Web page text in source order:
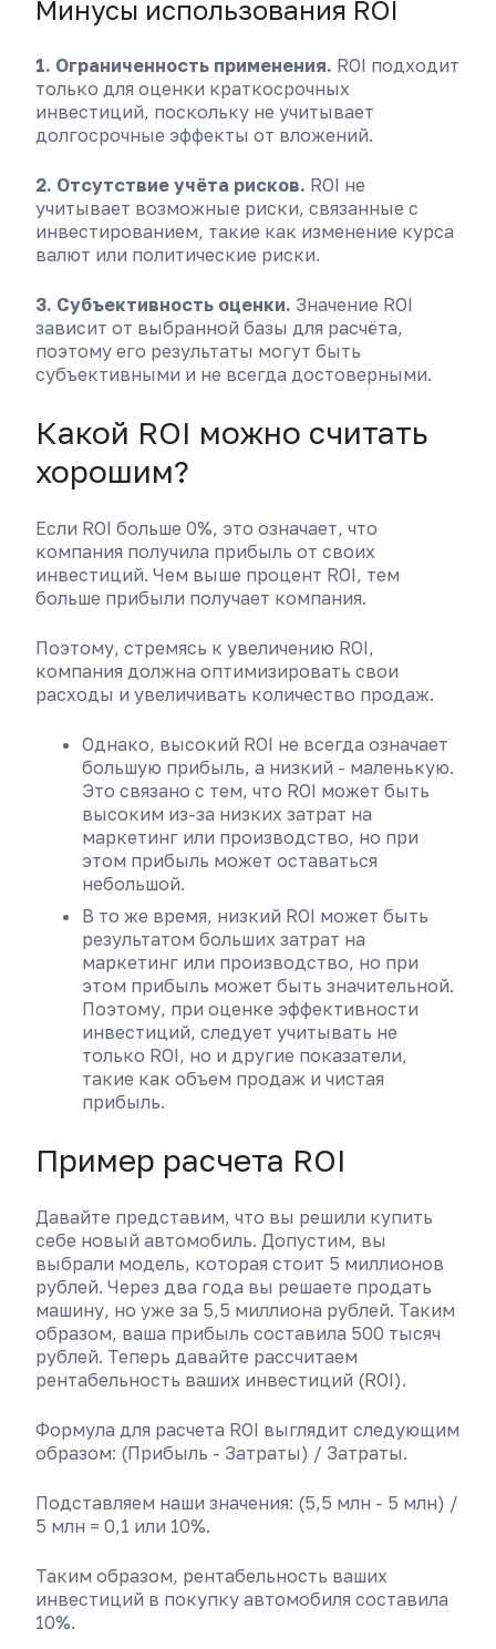
Минусы использования ROI
1. Ограниченность применения. ROI подходит
только для оценки краткосрочных
инвестиций, поскольку не учитывает
долгосрочные эффекты от вложений.
2. Отсутствие учёта рисков. ROI не
учитывает возможные риски, связанные с
инвестированием, такие как изменение курса
валют или политические риски.
3. Субъективность оценки. Значение ROI
зависит от выбранной базы для расчёта,
поэтому его результаты могут быть
субъективными и не всегда достоверными.
Какой ROI можно считать
хорошим?
Если ROI больше 0%, это означает, что
компания получила прибыль от своих
инвестиций. Чем выше процент ROI, тем
больше прибыли получает компания.
Поэтому, стремясь к увеличению ROI,
компания должна оптимизировать свои
расходы и увеличивать количество продаж.
Однако, высокий ROI не всегда означает
большую прибыль, а низкий - маленькую.
Это связано с тем, что ROI может быть
высоким из-за низких затрат на
маркетинг или производство, но при
этом прибыль может оставаться
небольшой.
В то же время, низкий ROI может быть
результатом больших затрат на
маркетинг или производство, но при
этом прибыль может быть значительной.
Поэтому, при оценке эффективности
инвестиций, следует учитывать не
только ROI, но и другие показатели,
такие как объем продаж и чистая
прибыль.
Пример расчета ROI
Давайте представим, что вы решили купить
себе новый автомобиль. Допустим, вы
выбрали модель, которая стоит 5 миллионов
рублей. Через два года вы решаете продать
машину, но уже за 5,5 миллиона рублей. Таким
образом, ваша прибыль составила 500 тысяч
рублей. Теперь давайте рассчитаем
рентабельность ваших инвестиций (ROI).
Формула для расчета ROI выглядит следующим
образом: (Прибыль - Затраты) / Затраты.
Подставляем наши значения: (5,5 млн - 5 млн) /
5 млн = 0,1 или 10%.
Таким образом, рентабельность ваших
инвестиций в покупку автомобиля составила
10%.